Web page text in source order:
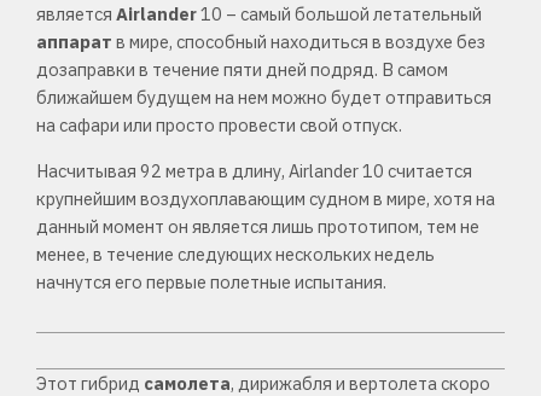
является Airlander10 – самый большой летательный
аппарат в мире, способный находиться в воздухе без
дозаправки в течение пяти дней подряд. В самом
ближайшем будущем на нем можно будет отправиться
на сафари или просто провести свой отпуск.
Насчитывая 92 метра в длину, Airlander 10 считается
крупнейшим воздухоплавающим судном в мире, хотя на
данный момент он является лишь прототипом, тем не
менее, в течение следующих нескольких недель
начнутся его первые полетные испытания.
Этот гибрид самолета, дирижабля и вертолета скоро